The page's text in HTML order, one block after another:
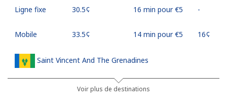
Ligne fixe ⁦30.5¢⁩ 16 min pour ⁦€5⁩ -
Mobile ⁦33.5¢⁩ 14 min pour ⁦€5⁩ ⁦16¢⁩
Saint Vincent And The Grenadines
⁦27.5¢⁩ 18 min pour ⁦€5⁩
Voir plus de destinations